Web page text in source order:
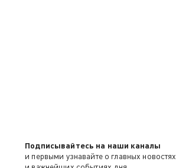
Подписывайтесь на наши каналы
и первыми узнавайте о главных новостях